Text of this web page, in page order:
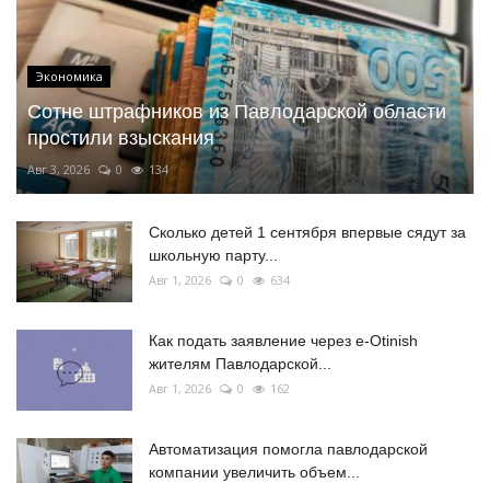
Экономика
Сотне штрафников из Павлодарской области
простили взыскания
Авг 3, 2026 0 134
Сколько детей 1 сентября впервые сядут за
школьную парту...
Авг 1, 2026 0 634
Как подать заявление через e-Otinish
жителям Павлодарской...
Авг 1, 2026 0 162
Автоматизация помогла павлодарской
компании увеличить объем...